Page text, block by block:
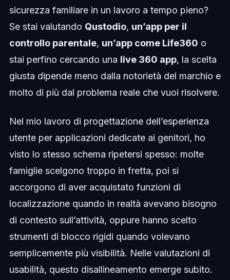
sicurezza familiare in un lavoro a tempo pieno?
Se stai valutando Qustodio, un’app per il
controllo parentale, un’app come Life360 o
stai perfino cercando una live 360 app, la scelta
giusta dipende meno dalla notorietà del marchio e
molto di più dal problema reale che vuoi risolvere.
Nel mio lavoro di progettazione dell’esperienza
utente per applicazioni dedicate ai genitori, ho
visto lo stesso schema ripetersi spesso: molte
famiglie scelgono troppo in fretta, poi si
accorgono di aver acquistato funzioni di
localizzazione quando in realtà avevano bisogno
di contesto sull’attività, oppure hanno scelto
strumenti di blocco rigidi quando volevano
semplicemente più visibilità. Nelle valutazioni di
usabilità, questo disallineamento emerge subito.